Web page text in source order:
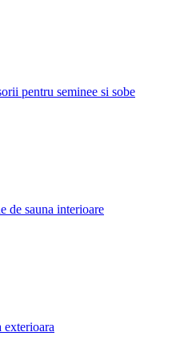
pentru seminee si sobe
de sauna interioare
exterioara